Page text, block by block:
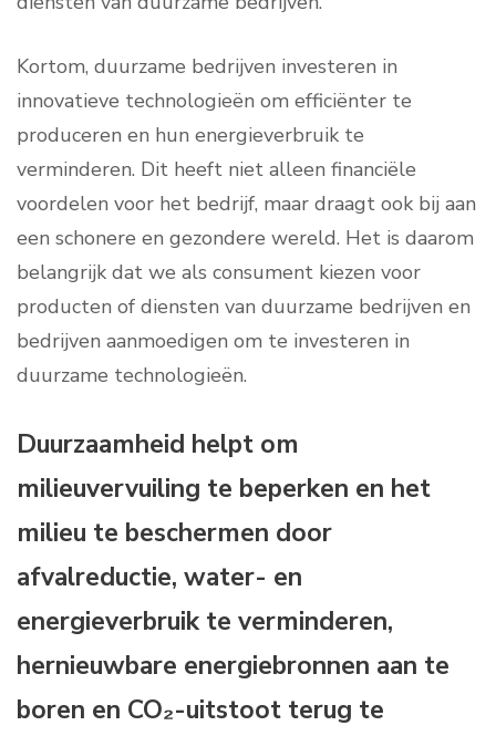
Kortom, duurzame bedrijven investeren in
innovatieve technologieën om efficiënter te
produceren en hun energieverbruik te
verminderen. Dit heeft niet alleen financiële
voordelen voor het bedrijf, maar draagt ook bij aan
een schonere en gezondere wereld. Het is daarom
belangrijk dat we als consument kiezen voor
producten of diensten van duurzame bedrijven en
bedrijven aanmoedigen om te investeren in
duurzame technologieën.
Duurzaamheid helpt om
milieuvervuiling te beperken en het
milieu te beschermen door
afvalreductie, water- en
energieverbruik te verminderen,
hernieuwbare energiebronnen aan te
boren en CO₂-uitstoot terug te